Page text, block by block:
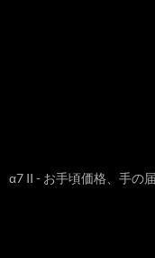
α7 II - お手頃価格、手の